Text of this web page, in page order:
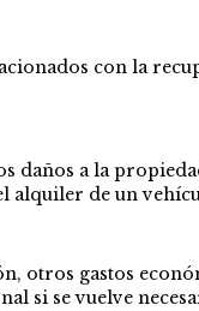
con la
daños a la
alquiler de un
otros gastos
si se vuelve